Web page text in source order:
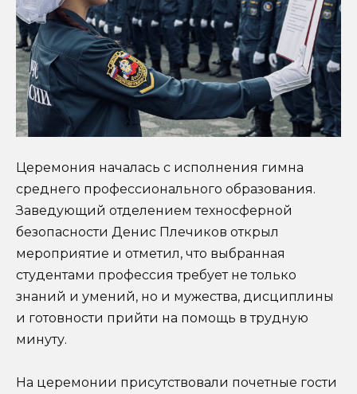
Церемония началась с исполнения гимна
среднего профессионального образования.
Заведующий отделением техносферной
безопасности Денис Плечиков открыл
мероприятие и отметил, что выбранная
студентами профессия требует не только
знаний и умений, но и мужества, дисциплины
и готовности прийти на помощь в трудную
минуту.
На церемонии присутствовали почетные гости